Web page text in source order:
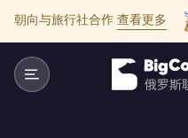
朝向与旅行社合作 查看更多